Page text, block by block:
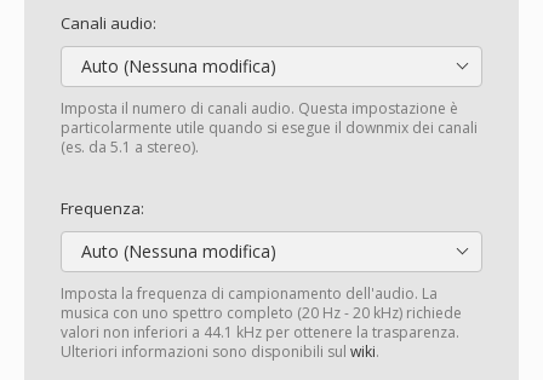
Canali audio:
Auto (Nessuna modifica)
Imposta il numero di canali audio. Questa impostazione è
particolarmente utile quando si esegue il downmix dei canali
(es. da 5.1 a stereo).
Frequenza:
Auto (Nessuna modifica)
Imposta la frequenza di campionamento dell'audio. La
musica con uno spettro completo (20 Hz - 20 kHz) richiede
valori non inferiori a 44.1 kHz per ottenere la trasparenza.
Ulteriori informazioni sono disponibili sul wiki.